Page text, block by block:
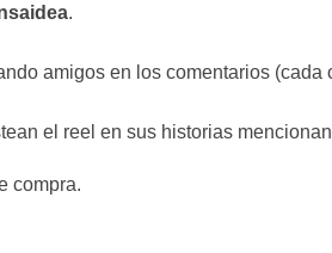
.
amigos en los comentarios
el reel en sus historias
compra.